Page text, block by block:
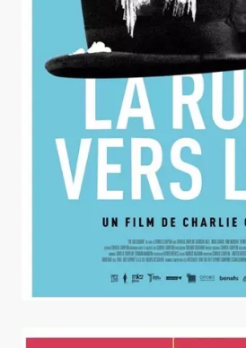
La Ruée vers